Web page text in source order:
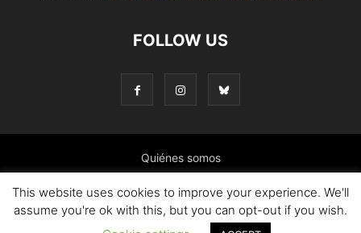
FOLLOW US
Quiénes somos
Presentación: El ánimo y las ideas que nos mueven
Colaborar en el blog Contacto Política de cookies
This website uses cookies to improve your experience. We'll
assume you're ok with this, but you can opt-out if you wish.